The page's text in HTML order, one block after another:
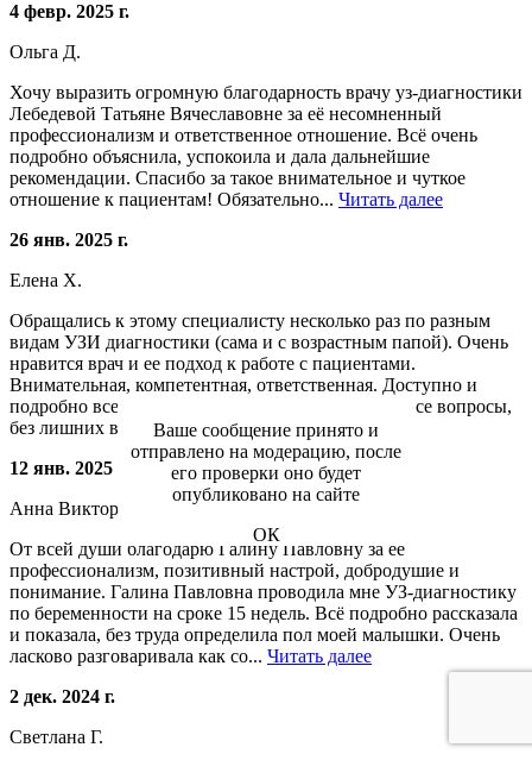
4 февр. 2025 г.
Ольга Д.
Хочу выразить огромную благодарность врачу уз-диагностики
Лебедевой Татьяне Вячеславовне за её несомненный
профессионализм и ответственное отношение. Всё очень
подробно объяснила, успокоила и дала дальнейшие
рекомендации. Спасибо за такое внимательное и чуткое
отношение к пациентам! Обязательно... Читать далее
26 янв. 2025 г.
Елена Х.
Обращались к этому специалисту несколько раз по разным
видам УЗИ диагностики (сама и с возрастным папой). Очень
нравится врач и ее подход к работе с пациентами.
Внимательная, компетентная, ответственная. Доступно и
подробно все разъясняет, терпеливо отвечает на все вопросы,
без лишних выводов и...Читать далее
12 янв. 2025 г.
Анна Викторовна
От всей души благодарю Галину Павловну за ее
профессионализм, позитивный настрой, добродушие и
понимание. Галина Павловна проводила мне УЗ-диагностику
по беременности на сроке 15 недель. Всё подробно рассказала
и показала, без труда определила пол моей малышки. Очень
ласково разговаривала как со... Читать далее
2 дек. 2024 г.
Светлана Г.
Ваше сообщение принято и
отправлено на модерацию, после
его проверки оно будет
опубликовано на сайте
ОК